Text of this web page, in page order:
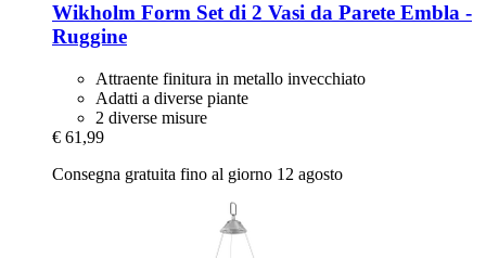
Wikholm Form Set di 2 Vasi da Parete Embla -​
Ruggine
Attraente finitura in metallo invecchiato
Adatti a diverse piante
2 diverse misure
€ 61,99
Consegna gratuita fino al giorno 12 agosto